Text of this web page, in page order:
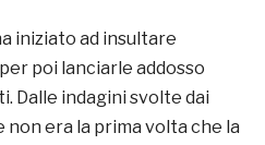
iniziato ad insultare
poi lanciarle addosso
Dalle indagini svolte dai
era la prima volta che la